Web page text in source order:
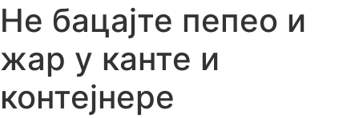
Не бацајте пепео и
жар у канте и
контејнере